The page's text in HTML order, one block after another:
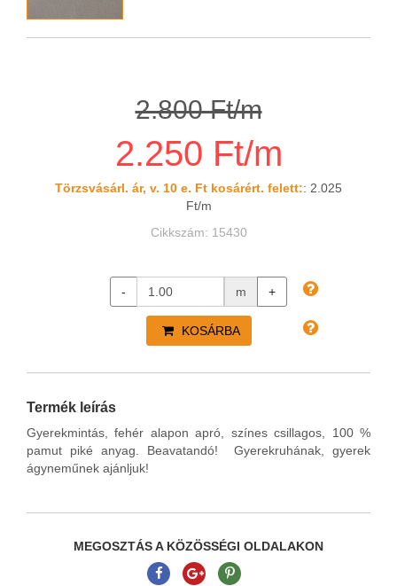
2.800 Ft/m
2.250 Ft/m
Törzsvásárl. ár, v. 10 e. Ft kosárért. felett:: 2.025
Ft/m
Cikkszám: 15430
- m +
KOSÁRBA
Termék leírás
Gyerekmintás, fehér alapon apró, színes csillagos, 100 %
pamut piké anyag. Beavatandó! Gyerekruhának, gyerek
ágyneműnek ajánljuk!
MEGOSZTÁS A KÖZÖSSÉGI OLDALAKON